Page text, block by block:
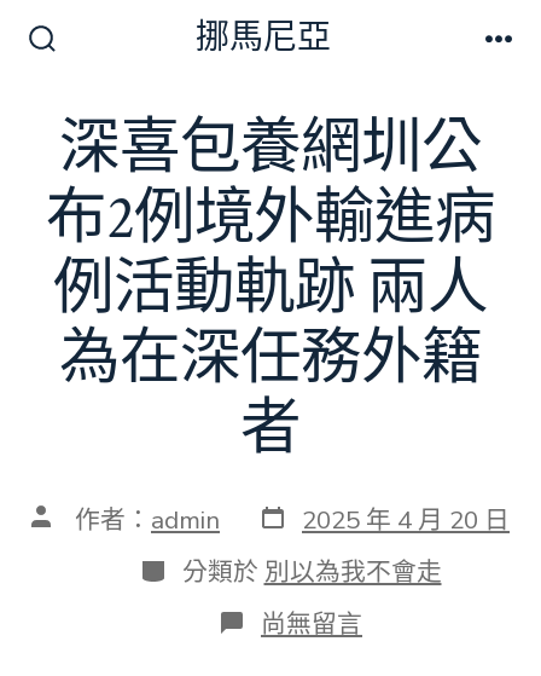
切
換
開
關
挪馬尼亞
深喜包養網圳公
布2例境外輸進病
例活動軌跡 兩人
為在深任務外籍
者
文 作者： admin 發
表
日
期
2025 年 4 月 20 日
分
類
分類於 別以為我不會走
在
〈深
尚無留言